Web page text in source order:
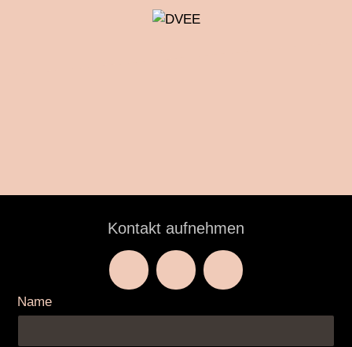
Kontakt aufnehmen
Name